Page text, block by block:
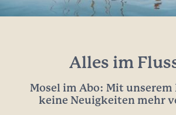
Alles im
Mosel im Abo: Mit
keine Neuigkeiten mehr